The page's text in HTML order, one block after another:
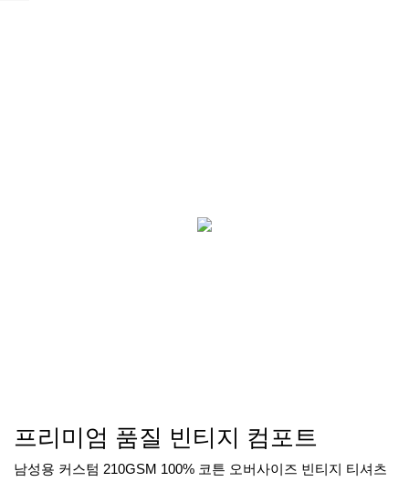
프리미엄 품질 빈티지 컴포트
남성용 커스텀 210GSM 100% 코튼 오버사이즈 빈티지 티셔츠